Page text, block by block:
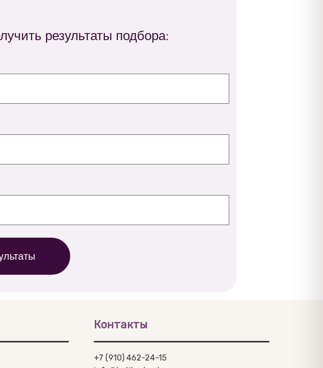
результаты подбора:
Контакты
+7 (910) 462-24-15